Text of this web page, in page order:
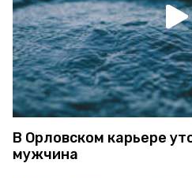
В Орловском карьере
мужчина